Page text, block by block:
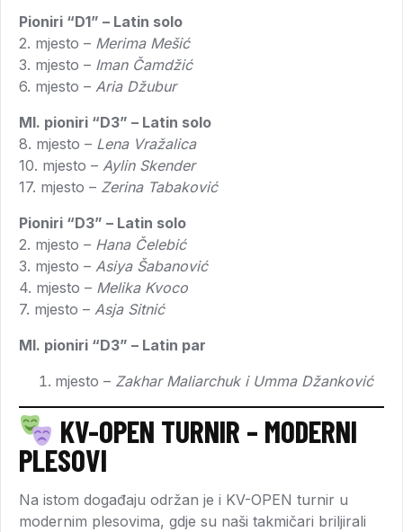
Pioniri “D1” – Latin solo
2. mjesto – Merima Mešić
3. mjesto – Iman Čamdžić
6. mjesto – Aria Džubur
Ml. pioniri “D3” – Latin solo
8. mjesto – Lena Vražalica
10. mjesto – Aylin Skender
17. mjesto – Zerina Tabaković
Pioniri “D3” – Latin solo
2. mjesto – Hana Čelebić
3. mjesto – Asiya Šabanović
4. mjesto – Melika Kvoco
7. mjesto – Asja Sitnić
Ml. pioniri “D3” – Latin par
mjesto – Zakhar Maliarchuk i Umma Džanković
KV-OPEN TURNIR – MODERNI
PLESOVI
Na istom događaju održan je i KV-OPEN turnir u
modernim plesovima, gdje su naši takmičari briljirali